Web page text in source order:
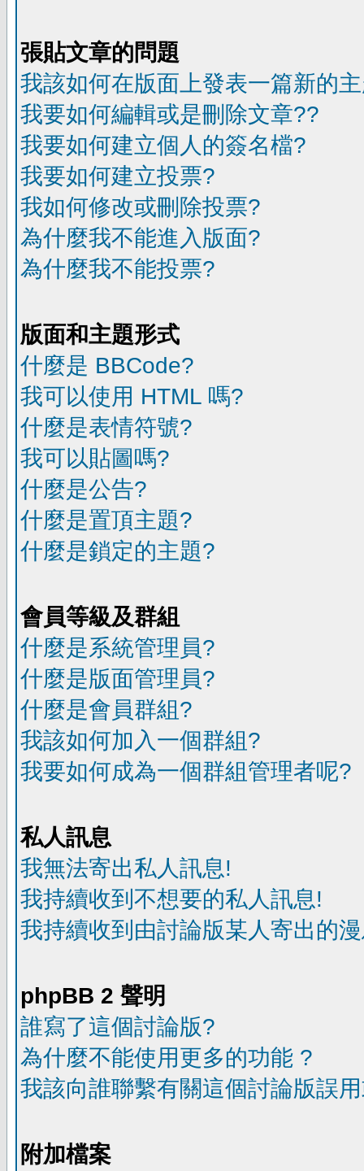
張貼文章的問題
我該如何在版面上發表一篇新的
我要如何編輯或是刪除文章??
我要如何建立個人的簽名檔?
我要如何建立投票?
我如何修改或刪除投票?
為什麼我不能進入版面?
為什麼我不能投票?
版面和主題形式
什麼是 BBCode?
我可以使用 HTML 嗎?
什麼是表情符號?
我可以貼圖嗎?
什麼是公告?
什麼是置頂主題?
什麼是鎖定的主題?
會員等級及群組
什麼是系統管理員?
什麼是版面管理員?
什麼是會員群組?
我該如何加入一個群組?
我要如何成為一個群組管理者呢?
私人訊息
我無法寄出私人訊息!
我持續收到不想要的私人訊息!
我持續收到由討論版某人寄出的
phpBB 2 聲明
誰寫了這個討論版?
為什麼不能使用更多的功能 ?
我該向誰聯繫有關這個討論版誤
附加檔案